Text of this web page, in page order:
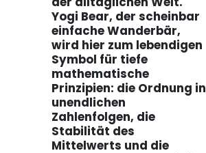
Yogi Bear, der scheinbar
einfache Wanderbär,
wird hier zum lebendigen
Symbol für tiefe
mathematische
Prinzipien: die Ordnung in
unendlichen
Zahlenfolgen, die
Stabilität des
Mittelwerts und die